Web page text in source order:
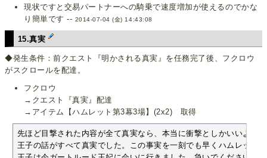
現状ですと交易パートナーへの騎乗で速度増加が使えるのでかな
り簡単です -- 2014-07-04 (金) 14:43:08
15.真実
◆発生条件：前クエスト『明かされる真実』を任務完了後、フクロウ
がスクロールを配達。
フクロウ
→クエスト『真実』配達
→アイテム【ハムレット第3幕3場】(2x2) 取得
先ほど目撃された内容が全て真実なら、本当に衝撃としかいいよう
王子の話がすべて真実でした。この事実を一刻でも早くハムレット